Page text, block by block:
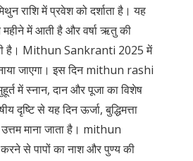
राशि में प्रवेश को दर्शाता है। यह
में आती है और वर्षा ऋतु की
है। Mithun Sankranti 2025 में
जाएगा। इस दिन mithun rashi
में स्नान, दान और पूजा का विशेष
दृष्टि से यह दिन ऊर्जा, बुद्धिमत्ता
माना जाता है। mithun
से पापों का नाश और पुण्य की